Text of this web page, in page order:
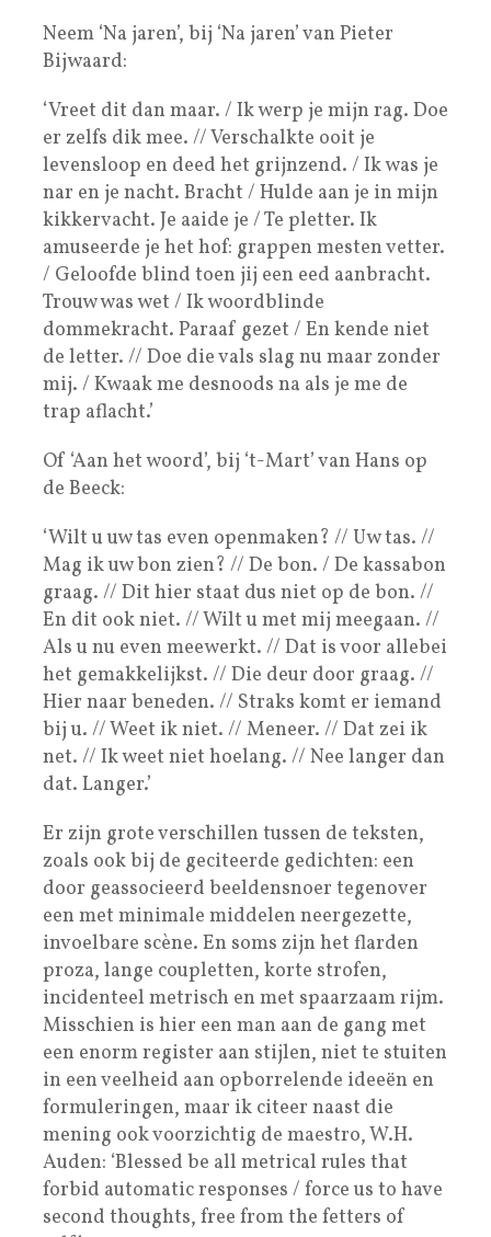
Neem ‘Na jaren’, bij ‘Na jaren’ van Pieter
Bijwaard:
‘Vreet dit dan maar. / Ik werp je mijn rag. Doe
er zelfs dik mee. // Verschalkte ooit je
levensloop en deed het grijnzend. / Ik was je
nar en je nacht. Bracht / Hulde aan je in mijn
kikkervacht. Je aaide je / Te pletter. Ik
amuseerde je het hof: grappen mesten vetter.
/ Geloofde blind toen jij een eed aanbracht.
Trouw was wet / Ik woordblinde
dommekracht. Paraaf gezet / En kende niet
de letter. // Doe die vals slag nu maar zonder
mij. / Kwaak me desnoods na als je me de
trap aflacht.’
Of ‘Aan het woord’, bij ‘t-Mart’ van Hans op
de Beeck:
‘Wilt u uw tas even openmaken? // Uw tas. //
Mag ik uw bon zien? // De bon. / De kassabon
graag. // Dit hier staat dus niet op de bon. //
En dit ook niet. // Wilt u met mij meegaan. //
Als u nu even meewerkt. // Dat is voor allebei
het gemakkelijkst. // Die deur door graag. //
Hier naar beneden. // Straks komt er iemand
bij u. // Weet ik niet. // Meneer. // Dat zei ik
net. // Ik weet niet hoelang. // Nee langer dan
dat. Langer.’
Er zijn grote verschillen tussen de teksten,
zoals ook bij de geciteerde gedichten: een
door geassocieerd beeldensnoer tegenover
een met minimale middelen neergezette,
invoelbare scène. En soms zijn het flarden
proza, lange coupletten, korte strofen,
incidenteel metrisch en met spaarzaam rijm.
Misschien is hier een man aan de gang met
een enorm register aan stijlen, niet te stuiten
in een veelheid aan opborrelende ideeën en
formuleringen, maar ik citeer naast die
mening ook voorzichtig de maestro, W.H.
Auden: ‘Blessed be all metrical rules that
forbid automatic responses / force us to have
second thoughts, free from the fetters of